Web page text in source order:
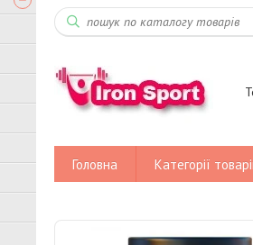
Головна Категорії